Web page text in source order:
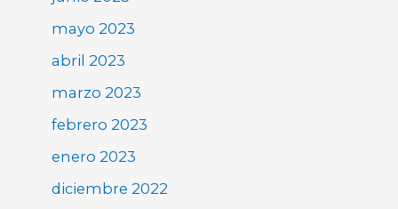
mayo 2023
abril 2023
marzo 2023
febrero 2023
enero 2023
diciembre 2022